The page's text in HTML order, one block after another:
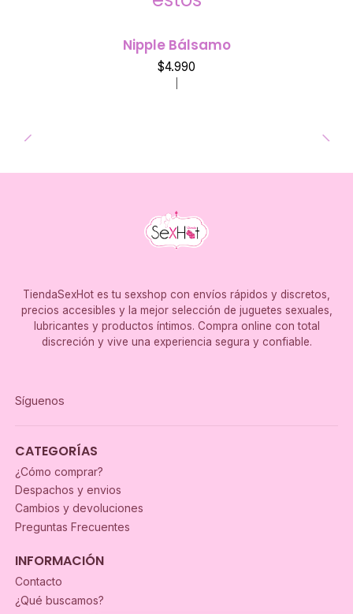
Nipple Bálsamo
$4.990
TiendaSexHot es tu sexshop con envíos rápidos y discretos,
precios accesibles y la mejor selección de juguetes sexuales,
lubricantes y productos íntimos. Compra online con total
discreción y vive una experiencia segura y confiable.
Síguenos
CATEGORÍAS
¿Cómo comprar?
Despachos y envios
Cambios y devoluciones
Preguntas Frecuentes
INFORMACIÓN
Contacto
¿Qué buscamos?